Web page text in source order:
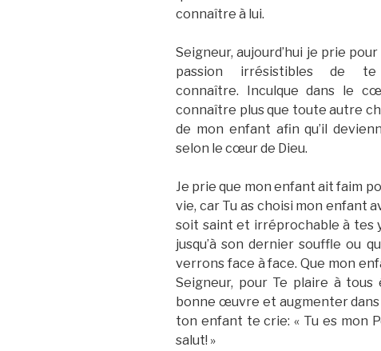
connaître à lui.
Seigneur, aujourd’hui je prie
passion irrésistibles de
connaître. Inculque dans le
connaître plus que toute autre
de mon enfant afin qu’il
selon le cœur de Dieu.
Je prie que mon enfant ait faim
vie, car Tu as choisi mon enfant
soit saint et irréprochable à tes
jusqu’à son dernier souffle ou
verrons face à face. Que mon
Seigneur, pour Te plaire à
bonne œuvre et augmenter dans
ton enfant te crie: « Tu es mon
salut! »